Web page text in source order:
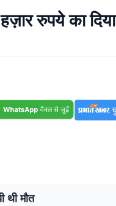
रुपये का दिया
थी मौत